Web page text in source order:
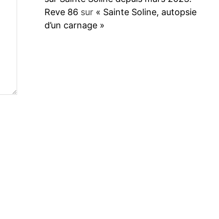
Reve 86 sur « Sainte Soline, autopsie
d’un carnage »